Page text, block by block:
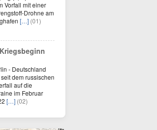
Vorfall mit einer
Drohne am
[…] (01)
- Deutschland
dem russischen
auf die
im Februar
[…] (02)